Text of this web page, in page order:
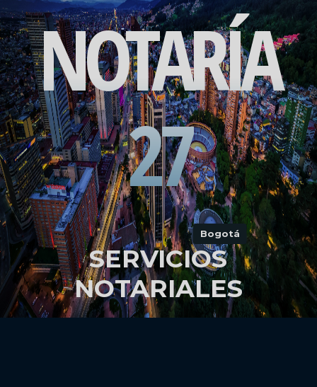
NOTARÍA
27
Bogotá
SERVICIOS
NOTARIALES